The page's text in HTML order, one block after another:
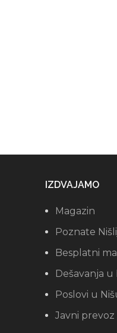
IZDVAJAMO
Magazin
Poznate
Besplatni
Dešavanja u
Poslovi u
Javni prevoz